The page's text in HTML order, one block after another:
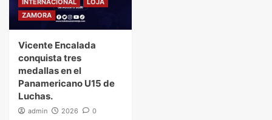
INTERNACIONAL
LOJA
ZAMORA
Vicente Encalada
conquista tres
medallas en el
Panamericano U15 de
Luchas.
admin 2026 0